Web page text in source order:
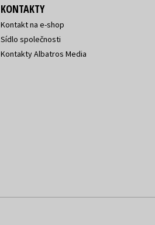
KONTAKTY
Kontakt na e-shop
Sídlo společnosti
Kontakty Albatros Media